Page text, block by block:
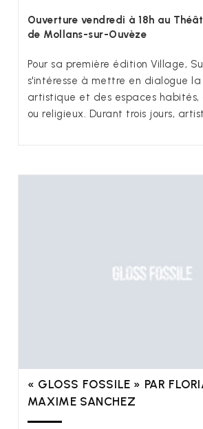
Ouverture vendredi à 18h au
de Mollans-sur-Ouvèze
Pour sa première édition Village,
s'intéresse à mettre en dialogue
artistique et des espaces habités,
ou religieux. Durant trois jours,
« GLOSS FOSSILE » PAR
MAXIME SANCHEZ